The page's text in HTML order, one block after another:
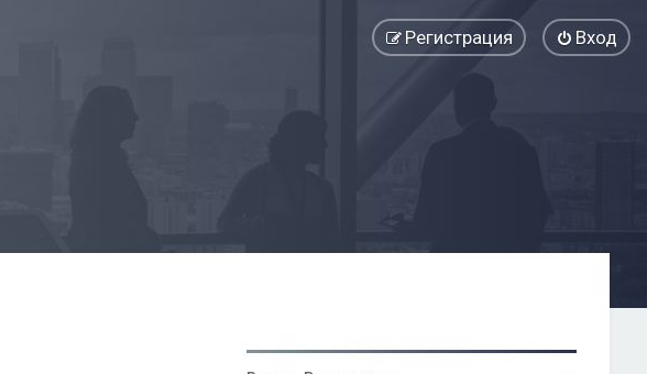
Вход
Регистрация